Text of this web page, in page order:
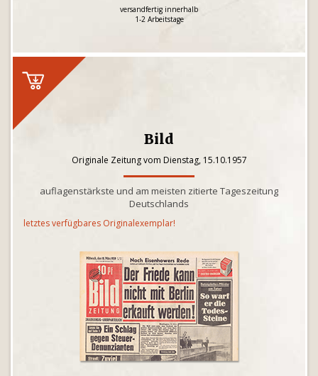
versandfertig innerhalb
1-2 Arbeitstage
Bild
Originale Zeitung vom Dienstag, 15.10.1957
auflagenstärkste und am meisten zitierte Tageszeitung
Deutschlands
letztes verfügbares Originalexemplar!